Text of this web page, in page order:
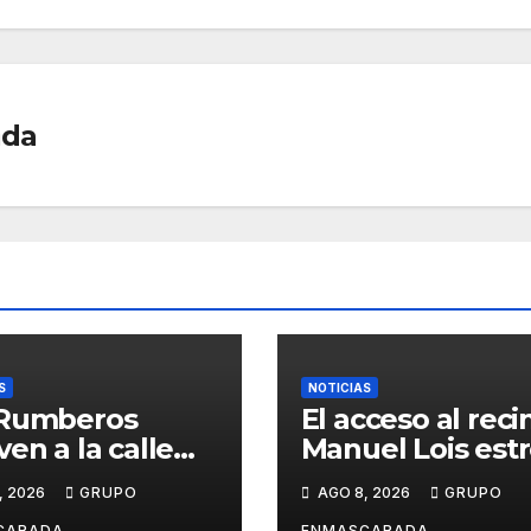
tir
a la calle
nació su
51 años
2026 GRUPO
NOTICIAS
El acceso al
Manuel Lois
asfalto tras años
espera
AGO 8, 2026 GRUPO